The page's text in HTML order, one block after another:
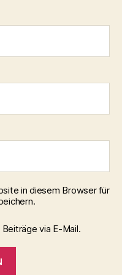
in diesem Browser für
via E-Mail.